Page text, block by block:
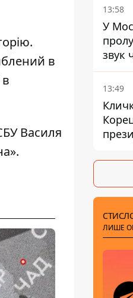
в
Василя
.
13:58
У
звук
13:49
ЛИШЕ